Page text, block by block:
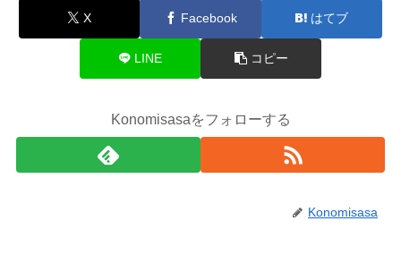
X Facebook はてブ
LINE コピー
Konomisasaをフォローする
Konomisasa